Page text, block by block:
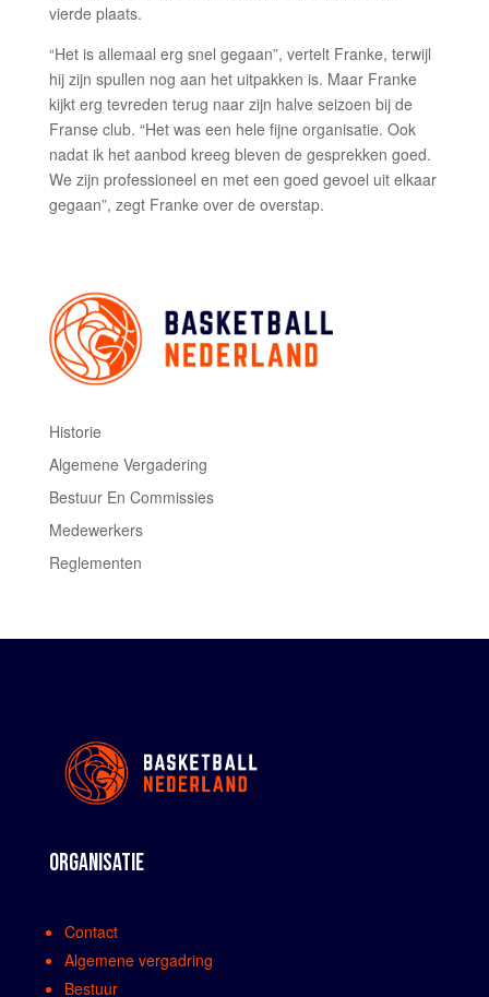
vierde plaats.
“Het is allemaal erg snel gegaan”, vertelt Franke, terwijl
hij zijn spullen nog aan het uitpakken is. Maar Franke
kijkt erg tevreden terug naar zijn halve seizoen bij de
Franse club. “Het was een hele fijne organisatie. Ook
nadat ik het aanbod kreeg bleven de gesprekken goed.
We zijn professioneel en met een goed gevoel uit elkaar
gegaan”, zegt Franke over de overstap.
Historie
Algemene Vergadering
Bestuur En Commissies
Medewerkers
Reglementen
ORGANISATIE
Contact
Algemene vergadring
Bestuur